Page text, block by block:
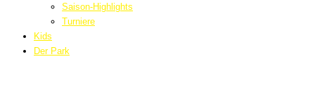
Saison-Highlights
Turniere
Kids
Der Park